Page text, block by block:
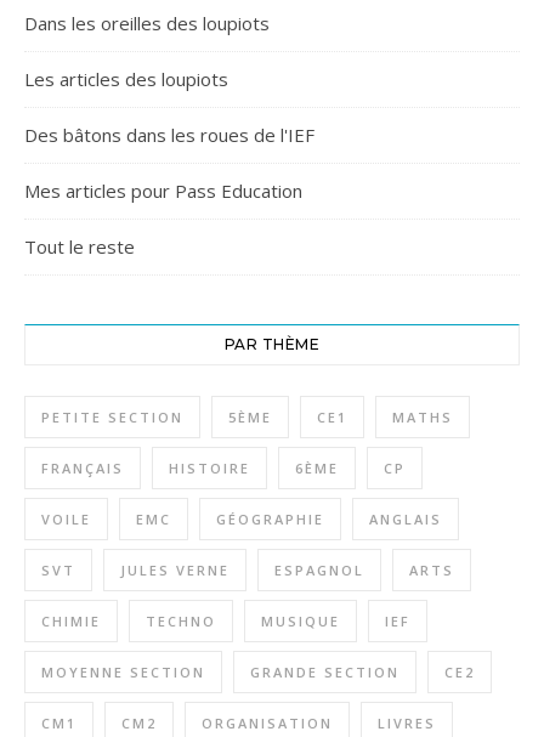
Dans les oreilles des loupiots
Les articles des loupiots
Des bâtons dans les roues de l'IEF
Mes articles pour Pass Education
Tout le reste
PAR THÈME
PETITE SECTION 5ÈME CE1 MATHS
FRANÇAIS HISTOIRE 6ÈME CP
VOILE EMC GÉOGRAPHIE ANGLAIS
SVT JULES VERNE ESPAGNOL ARTS
CHIMIE TECHNO MUSIQUE IEF
MOYENNE SECTION GRANDE SECTION CE2
CM1 CM2 ORGANISATION LIVRES